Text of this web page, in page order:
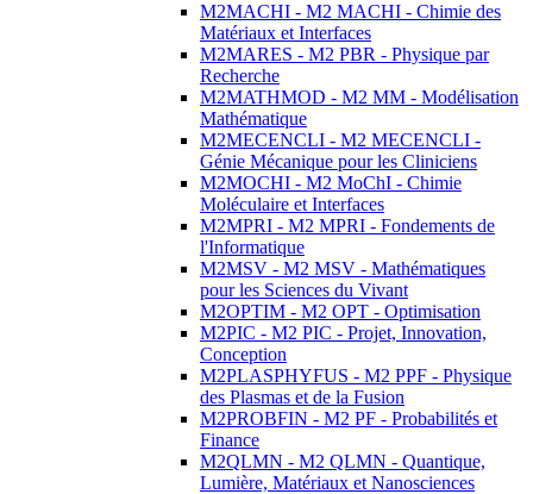
M2MACHI - M2 MACHI - Chimie des
Matériaux et Interfaces
M2MARES - M2 PBR - Physique par
Recherche
M2MATHMOD - M2 MM - Modélisation
Mathématique
M2MECENCLI - M2 MECENCLI -
Génie Mécanique pour les Cliniciens
M2MOCHI - M2 MoChI - Chimie
Moléculaire et Interfaces
M2MPRI - M2 MPRI - Fondements de
l'Informatique
M2MSV - M2 MSV - Mathématiques
pour les Sciences du Vivant
M2OPTIM - M2 OPT - Optimisation
M2PIC - M2 PIC - Projet, Innovation,
Conception
M2PLASPHYFUS - M2 PPF - Physique
des Plasmas et de la Fusion
M2PROBFIN - M2 PF - Probabilités et
Finance
M2QLMN - M2 QLMN - Quantique,
Lumière, Matériaux et Nanosciences